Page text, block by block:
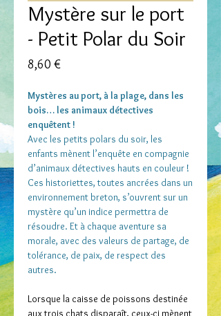
Mystère sur le port
- Petit Polar du Soir
8,60 €Prix
Mystères au port, à la plage, dans les
bois… les animaux détectives
enquêtent !
Avec les petits polars du soir, les
enfants mènent l’enquête en compagnie
d’animaux détectives hauts en couleur !
Ces historiettes, toutes ancrées dans un
environnement breton, s’ouvrent sur un
mystère qu’un indice permettra de
résoudre. Et à chaque aventure sa
morale, avec des valeurs de partage, de
tolérance, de paix, de respect des
autres.
Lorsque la caisse de poissons destinée
aux trois chats disparaît, ceux-ci mènent